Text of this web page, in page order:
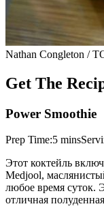
Nathan Congleton /
Get The
Power Smoothie
Prep Time:5
Этот коктейль
Medjool,
любое время суток.
отличная